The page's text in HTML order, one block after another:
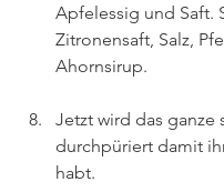
Apfelessig und Saft.
Zitronensaft, Salz,
Ahornsirup.
Jetzt wird das ganze
durchpüriert damit
habt.